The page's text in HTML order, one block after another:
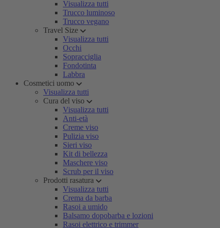
Visualizza tutti
Trucco luminoso
Trucco vegano
Travel Size
Visualizza tutti
Occhi
Sopracciglia
Fondotinta
Labbra
Cosmetici uomo
Visualizza tutti
Cura del viso
Visualizza tutti
Anti-età
Creme viso
Pulizia viso
Sieri viso
Kit di bellezza
Maschere viso
Scrub per il viso
Prodotti rasatura
Visualizza tutti
Crema da barba
Rasoi a umido
Balsamo dopobarba e lozioni
Rasoi elettrico e trimmer